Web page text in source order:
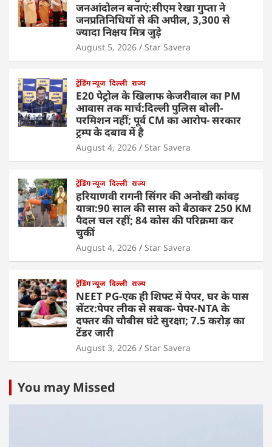
जनआंदोलन बनाएं:सीएम रेखा गुप्ता ने
जनप्रतिनिधियों से की अपील, 3,300 से
ज्यादा निक्षय मित्र जुड़े
August 5, 2026 Star Savera
ट्रेंडिंग न्यूज दिल्ली राज्य
E20 पेट्रोल के खिलाफ केजरीवाल का PM
आवास तक मार्च:दिल्ली पुलिस बोली-
परमिशन नहीं; पूर्व CM का आरोप- सरकार
ट्रम्प के दबाव में है
August 4, 2026 Star Savera
ट्रेंडिंग न्यूज दिल्ली राज्य
हरियाणवी रागनी सिंगर की अनोखी कांवड़
यात्रा:90 साल की सास को बैठाकर 250 KM
पैदल चल रहीं; 84 कोस की परिक्रमा कर
चुकीं
August 4, 2026 Star Savera
ट्रेंडिंग न्यूज दिल्ली राज्य
NEET PG-एक ही शिफ्ट में पेपर, घर के पास
सेंटर:पेपर लीक से सबक- पेपर-NTA के
दफ्तर की चौबीस घंटे सुरक्षा; 7.5 करोड़ का
टेंडर जारी
August 3, 2026 Star Savera
You may Missed